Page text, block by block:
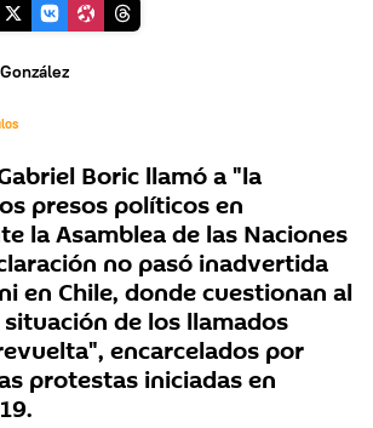
Boric llamó a "la
presos políticos en
la Asamblea de las Naciones
no pasó inadvertida
en Chile, donde cuestionan al
de los llamados
encarcelados por
protestas iniciadas en